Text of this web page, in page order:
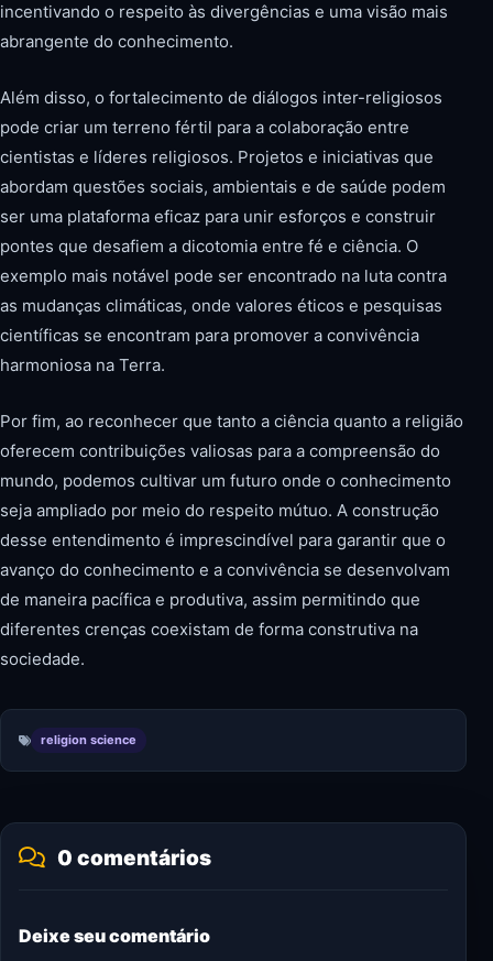
incentivando o respeito às divergências e uma visão mais
abrangente do conhecimento.
Além disso, o fortalecimento de diálogos inter-religiosos
pode criar um terreno fértil para a colaboração entre
cientistas e líderes religiosos. Projetos e iniciativas que
abordam questões sociais, ambientais e de saúde podem
ser uma plataforma eficaz para unir esforços e construir
pontes que desafiem a dicotomia entre fé e ciência. O
exemplo mais notável pode ser encontrado na luta contra
as mudanças climáticas, onde valores éticos e pesquisas
científicas se encontram para promover a convivência
harmoniosa na Terra.
Por fim, ao reconhecer que tanto a ciência quanto a religião
oferecem contribuições valiosas para a compreensão do
mundo, podemos cultivar um futuro onde o conhecimento
seja ampliado por meio do respeito mútuo. A construção
desse entendimento é imprescindível para garantir que o
avanço do conhecimento e a convivência se desenvolvam
de maneira pacífica e produtiva, assim permitindo que
diferentes crenças coexistam de forma construtiva na
sociedade.
religion science
0 comentários
Deixe seu comentário